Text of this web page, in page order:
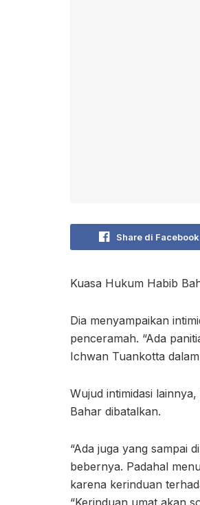
Share di Facebook
Kuasa Hukum Habib
Dia menyampaikan
penceramah. “Ada
Ichwan Tuankotta
Wujud intimidasi
Bahar dibatalkan.
“Ada juga yang sampai
bebernya. Padahal
karena kerinduan
“Kerinduan umat akan